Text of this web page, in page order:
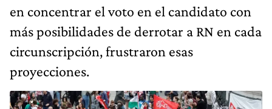
en concentrar el voto en el candidato con
más posibilidades de derrotar a RN en cada
circunscripción, frustraron esas
proyecciones.